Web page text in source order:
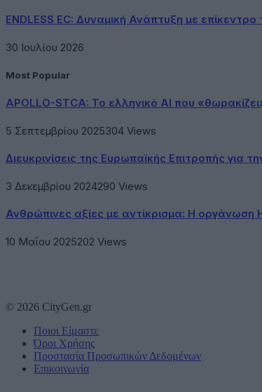
ENDLESS EC: Δυναμική Ανάπτυξη με επίκεντρο
30 Ιουλίου 2026
Most Popular
APOLLO-STCA: Το ελληνικό AI που
5 Σεπτεμβρίου 2025304 Views
Διευκρινίσεις της Ευρωπαϊκής Επιτροπής
3 Δεκεμβρίου 2024290 Views
Ανθρώπινες αξίες με αντίκρισμα: Η οργάνωση
10 Μαΐου 2025202 Views
© 2026 CityGen.gr
Ποιοι Είμαστε
Όροι Χρήσης
Προστασία Προσωπικών Δεδομένων
Επικοινωνία